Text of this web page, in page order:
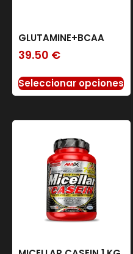
GLUTAMINE+BCAA
39.50 €
Seleccionar opciones